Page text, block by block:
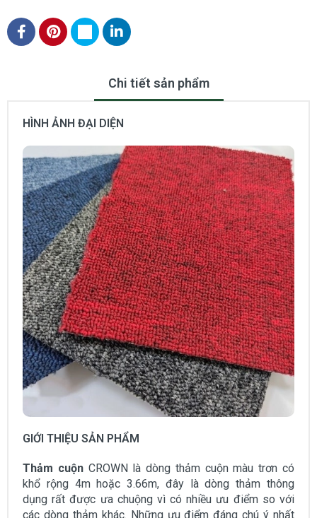
Chi tiết sản phẩm
HÌNH ẢNH ĐẠI DIỆN
GIỚI THIỆU SẢN PHẨM
Thảm cuộnCROWN là dòng thảm cuộn màu trơn có
khổ rộng 4m hoặc 3.66m, đây là dòng thảm thông
dụng rất được ưa chuộng vì có nhiều ưu điểm so với
các dòng thảm khác. Những ưu điểm đáng chú ý nhất